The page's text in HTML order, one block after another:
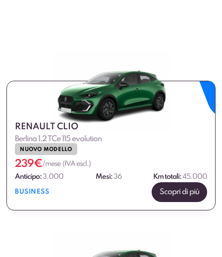
RENAULT CLIO
Berlina 1.2 TCe 115 evolution
NUOVO MODELLO
239€/mese (IVA escl.)
Anticipo:3.000 Mesi:36 Km totali:45.000
BUSINESS Scopri di più